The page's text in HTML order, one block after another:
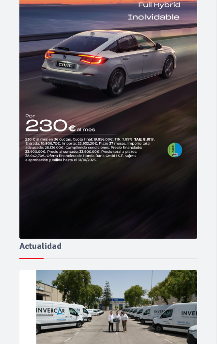
Actualidad